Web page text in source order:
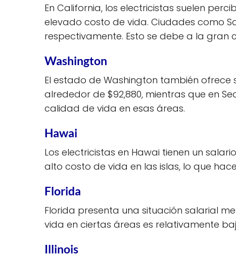
En California, los electricistas suelen
elevado costo de vida. Ciudades como
respectivamente. Esto se debe a la
Washington
El estado de Washington también ofrece
alrededor de $92,880, mientras que en
calidad de vida en esas áreas.
Hawai
Los electricistas en Hawai tienen un
alto costo de vida en las islas, lo que
Florida
Florida presenta una situación salarial
vida en ciertas áreas es relativamente
Illinois